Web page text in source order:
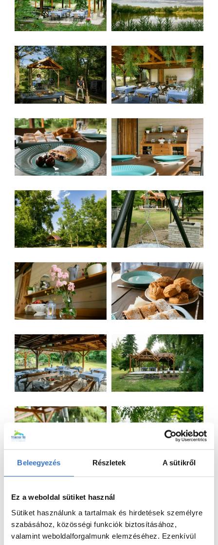
Beleegyezés Részletek A sütikről
Ez a weboldal sütiket használ
Sütiket használunk a tartalmak és hirdetések személyre
szabásához, közösségi funkciók biztosításához,
valamint weboldalforgalmunk elemzéséhez. Ezenkívül